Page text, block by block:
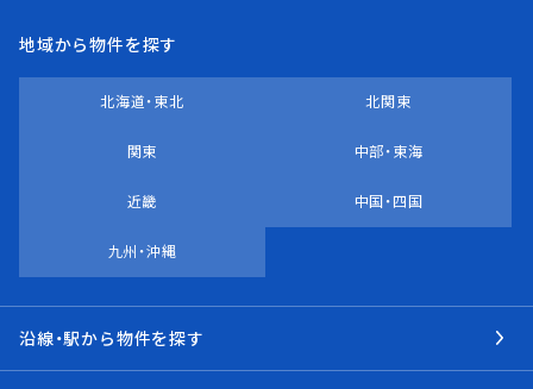
地域から物件を探す
北海道・東北 北関東
関東 中部・東海
近畿 中国・四国
九州・沖縄
沿線・駅から物件を探す